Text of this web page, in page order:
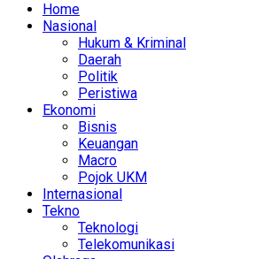
Home
Nasional
Hukum & Kriminal
Daerah
Politik
Peristiwa
Ekonomi
Bisnis
Keuangan
Macro
Pojok UKM
Internasional
Tekno
Teknologi
Telekomunikasi